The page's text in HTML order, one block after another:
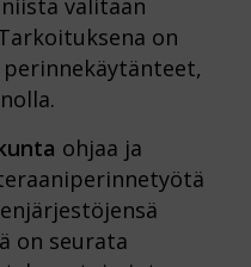
on
ohjaa ja
on seurata